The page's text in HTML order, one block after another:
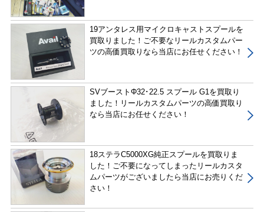
19アンタレス用マイクロキャストスプールを
買取りました！ご不要なリールカスタムパー
ツの高価買取りなら当店にお任せください！
SVブーストΦ32･22.5 スプール G1を買取り
ました！リールカスタムパーツの高価買取り
なら当店にお任せください！
18ステラC5000XG純正スプールを買取りま
した！ご不要になってしまったリールカスタ
ムパーツがございましたら当店にお売りくだ
さい！